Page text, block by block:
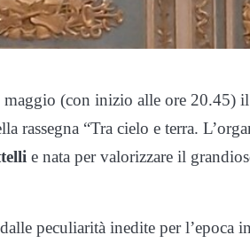
(con inizio alle ore 20.45)
rassegna “Tra cielo e terra.
e nata per valorizzare il
peculiarità inedite per l’epoca